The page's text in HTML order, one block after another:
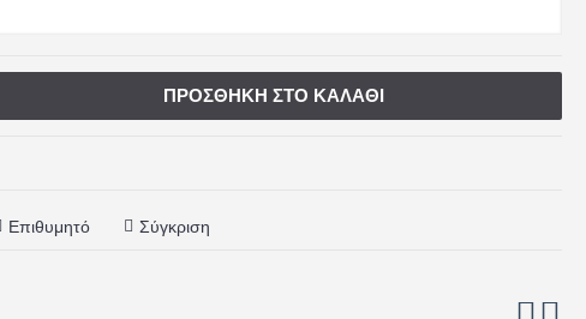
ΠΡΟΣΘΉΚΗ ΣΤΟ ΚΑΛΆΘΙ
Επιθυμητό Σύγκριση